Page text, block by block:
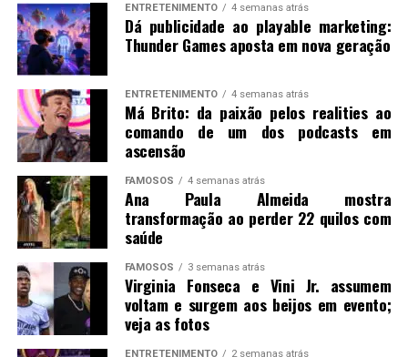
ENTRETENIMENTO 4 semanas atrás
Dá publicidade ao playable marketing:
Thunder Games aposta em nova geração
ENTRETENIMENTO 4 semanas atrás
Má Brito: da paixão pelos realities ao
comando de um dos podcasts em
ascensão
FAMOSOS 4 semanas atrás
Ana Paula Almeida mostra
transformação ao perder 22 quilos com
saúde
FAMOSOS 3 semanas atrás
Virginia Fonseca e Vini Jr. assumem
voltam e surgem aos beijos em evento;
veja as fotos
ENTRETENIMENTO 2 semanas atrás